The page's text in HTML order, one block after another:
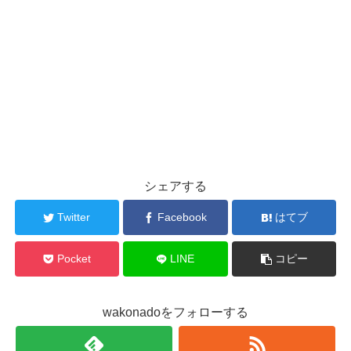
シェアする
Twitter Facebook はてブ
Pocket LINE コピー
wakonadoをフォローする